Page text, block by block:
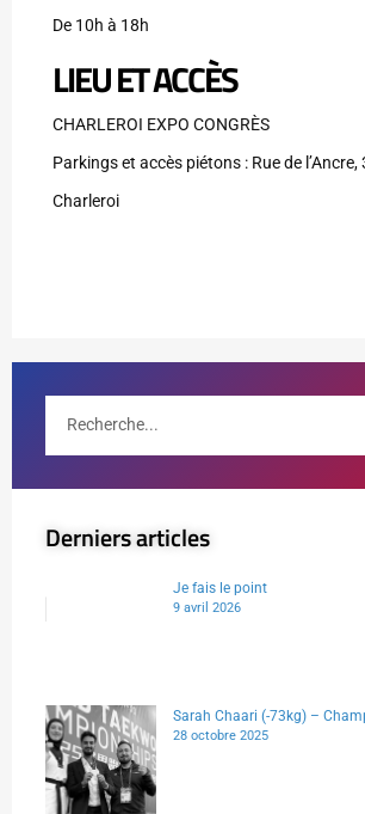
De 10h à 18h
LIEU ET ACCÈS
CHARLEROI EXPO CONGRÈS
Parkings et accès piétons : Rue de l’Ancre,
Charleroi
Derniers articles
Je fais le point
9 avril 2026
Sarah Chaari (-73kg) –
28 octobre 2025